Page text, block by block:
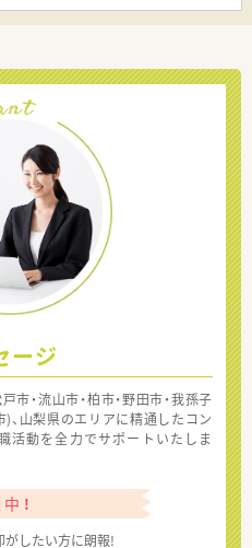
ージ
市・流山市・柏市・野田市・我孫子
)、山梨県のエリアに精通したコン
活動を全力でサポートいたしま
！
がしたい方に朗報!